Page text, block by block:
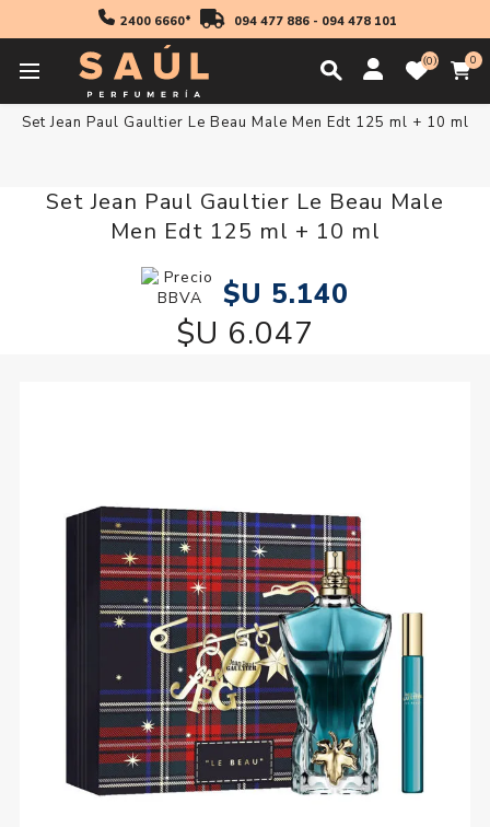
2400 6660* 094 477 886- 094 478 101
0 0
Inicio
Set Jean Paul Gaultier Le Beau Male Men Edt 125 ml + 10 ml
Set Jean Paul Gaultier Le Beau Male
Men Edt 125 ml + 10 ml
$U 5.140
$U 6.047